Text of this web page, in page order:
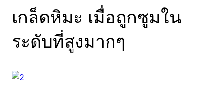
เกล็ดหิมะ เมื่อถูกซูมใน
ระดับที่สูงมากๆ